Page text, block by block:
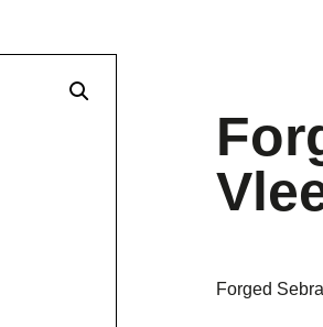
Forged